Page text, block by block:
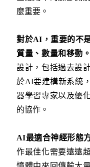
麼重要。
對於AI ，重要的不
質量、數量和移動。
設計，包括過去設
於AI要建構新系統
器學習專家以及優
的協作。
AI最適合神經形態
作最佳化需要遠遠